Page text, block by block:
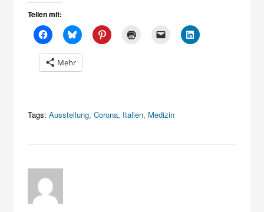
Teilen mit:
Mehr
Tags: Ausstellung,Corona, Italien, Medizin